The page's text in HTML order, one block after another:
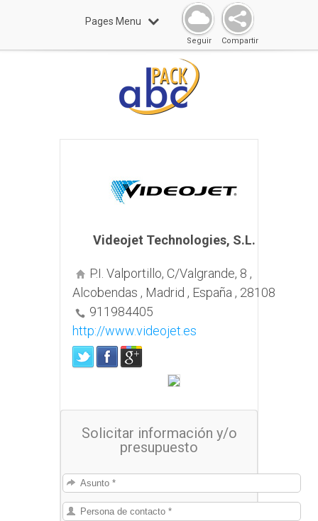
Pages Menu
Compartir
Seguir
Videojet Technologies, S.L.
P.I. Valportillo, C/Valgrande, 8 ,
Alcobendas , Madrid , España , 28108
911984405
http://www.videojet.es
Solicitar información y/o
presupuesto